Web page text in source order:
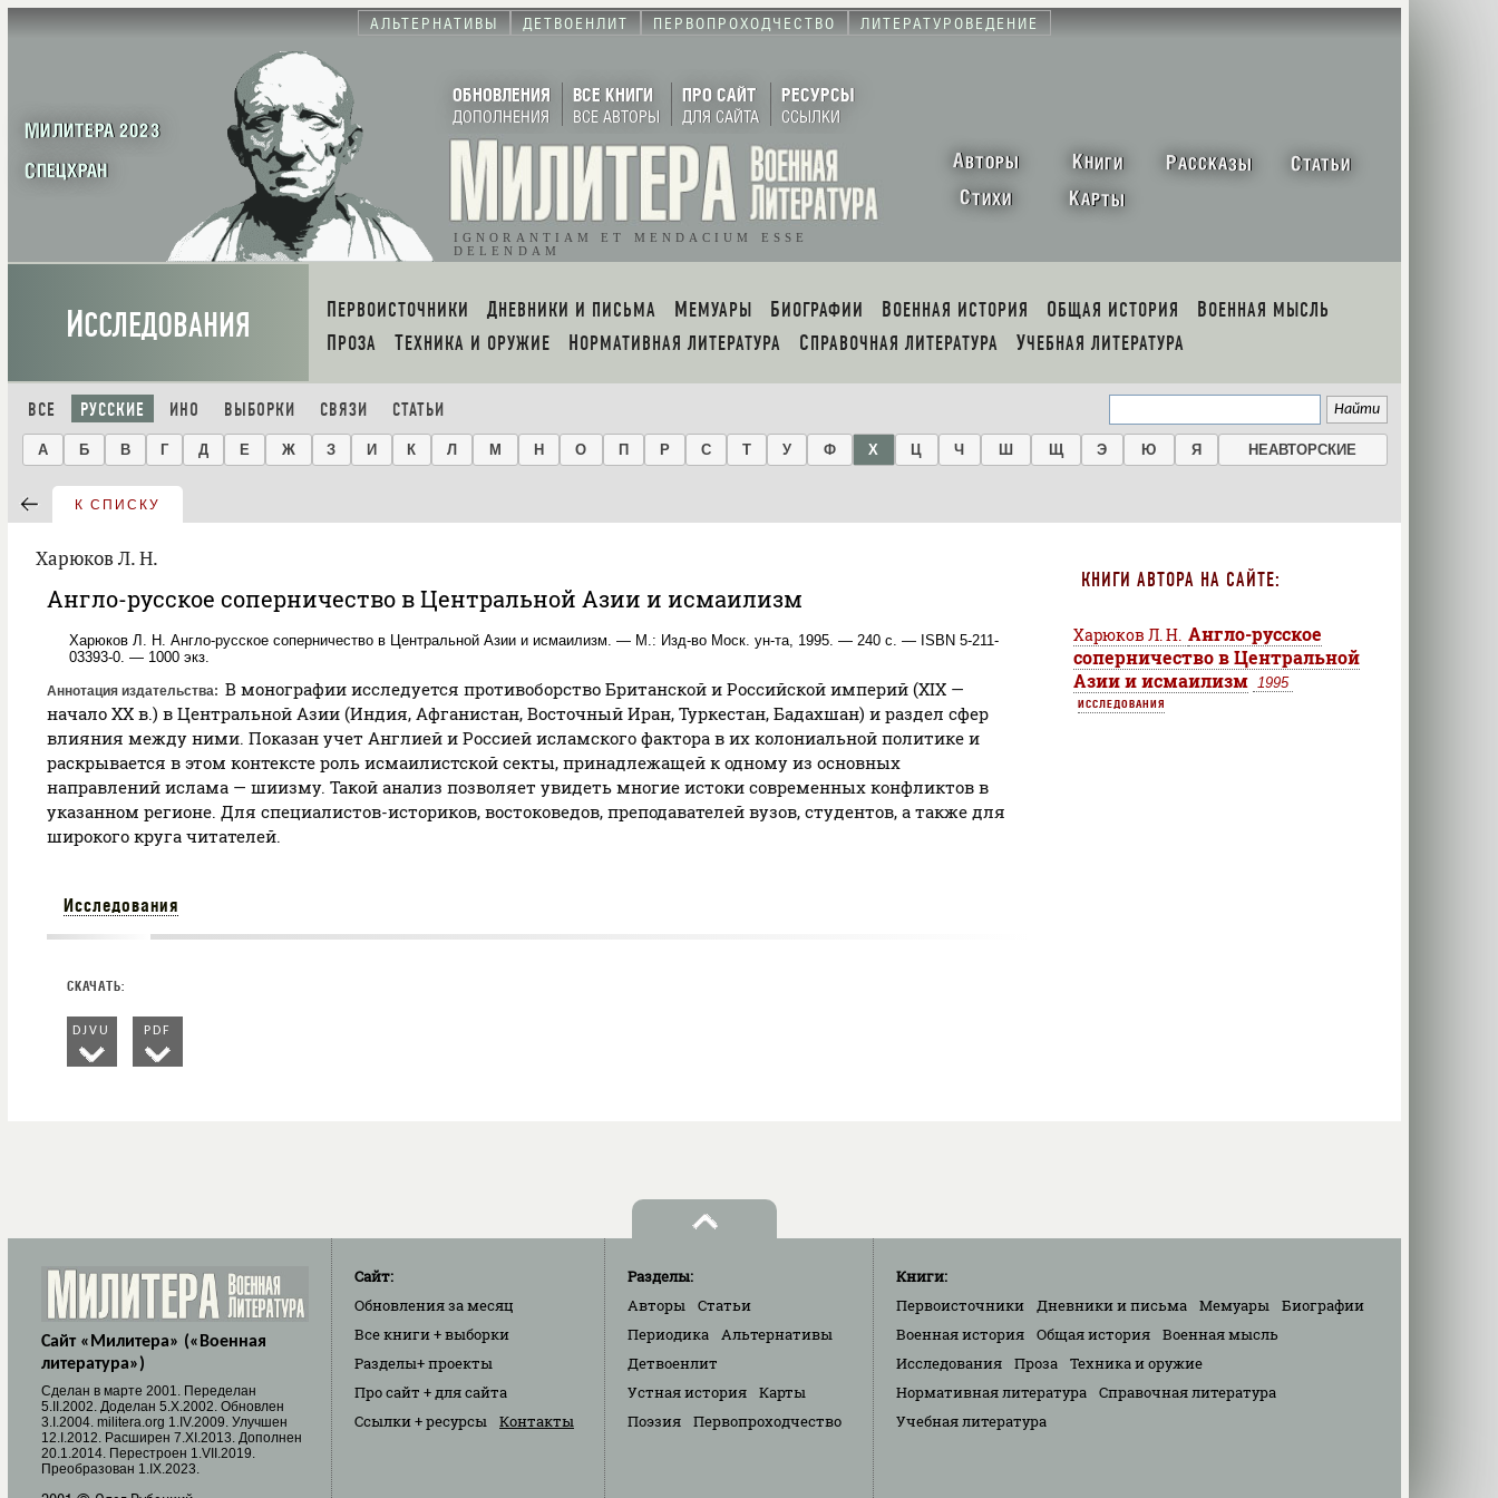
АЛЬТЕРНАТИВЫ ДЕТВОЕНЛИТ ПЕРВОПРОХОДЧЕСТВО ЛИТЕРАТУРОВЕДЕНИЕ
МИЛИТЕРА 2023
СПЕЦХРАН
ОБНОВЛЕНИЯ
ДОПОЛНЕНИЯ
ВСЕ КНИГИ
ВСЕ АВТОРЫ
ПРО САЙТ
ДЛЯ САЙТА
РЕСУРСЫ
ССЫЛКИ
IGNORANTIAM ET MENDACIUM ESSE
DELENDAM
АВТОРЫ КНИГИ РАССКАЗЫ СТАТЬИ
СТИХИ КАРТЫ
ИССЛЕДОВАНИЯ ПЕРВОИСТОЧНИКИ ДНЕВНИКИ И ПИСЬМА МЕМУАРЫ БИОГРАФИИ ВОЕННАЯ ИСТОРИЯ ОБЩАЯ ИСТОРИЯ
ВОЕННАЯ МЫСЛЬ
ПРОЗА
ТЕХНИКА И ОРУЖИЕ НОРМАТИВНАЯ ЛИТЕРАТУРА СПРАВОЧНАЯ ЛИТЕРАТУРА УЧЕБНАЯ ЛИТЕРАТУРА
ВСЕ РУССКИЕ ИНО ВЫБОРКИ СВЯЗИ СТАТЬИ
А Б В Г Д Е Ж З И К Л М Н О П Р С Т У Ф Х Ц Ч Ш Щ Э Ю Я НЕАВТОРСКИЕ
К СПИСКУ
Харюков Л. H.
Англо-русское соперничество в Центральной Азии и исмаилизм
Харюков Л. H. Англо-русское соперничество в Центральной Азии и исмаилизм. — М.: Изд-во Моск. ун-та, 1995. — 240 с. — ISBN 5-211-
03393-0. — 1000 экз.
Аннотация издательства
В монографии исследуется противоборство Британской и Российской империй (XIX —
начало ХХ в.) в Центральной Азии (Индия, Афганистан, Восточный Иран, Туркестан, Бадахшан) и раздел сфер
влияния между ними. Показан учет Англией и Россией исламского фактора в их колониальной политике и
раскрывается в этом контексте роль исмаилистской секты, принадлежащей к одному из основных
направлений ислама — шиизму. Такой анализ позволяет увидеть многие истоки современных конфликтов в
указанном регионе. Для специалистов-историков, востоковедов, преподавателей вузов, студентов, а также для
широкого круга читателей.
Исследования
DJVU PDF
КНИГИ АВТОРА НА САЙТЕ:
Харюков Л. H. Англо-русское
соперничество в Центральной
Азии и исмаилизм 1995
ИССЛЕДОВАНИЯ
Сайт «Милитера» («Военная
литература»)
Cделан в марте 2001. Переделан
5.II.2002. Доделан 5.X.2002. Обновлен
3.I.2004. militera.org 1.IV.2009. Улучшен
12.I.2012. Расширен 7.XI.2013. Дополнен
20.1.2014. Перестроен 1.VII.2019.
Преобразован 1.IX.2023.
Сайт:
Обновленияза месяц
Все книги+ выборки
Разделы+ проекты
Про сайт + для сайта
Ссылки+ ресурсы Контакты
Разделы:
Авторы
Статьи
Периодика
Альтернативы
Детвоенлит
Устная история
Карты
Поэзия
Первопроходчество
Книги:
Первоисточники
Дневники и письма Мемуары
Биографии
Военная история
Общая история
Военная мысль
Исследования
Проза
Техника и оружие
Нормативная литература
Справочная литература
Учебная литература